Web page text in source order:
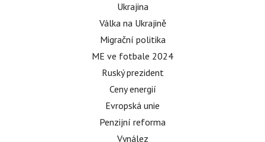
Ukrajina
Válka na Ukrajině
Migrační politika
ME ve fotbale 2024
Ruský prezident
Ceny energií
Evropská unie
Penzijní reforma
Vynález